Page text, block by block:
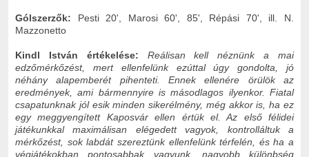
Gólszerzők: Pesti 20', Marosi 60', 85', Répási 70', ill. N.
Mazzonetto
Kindl István értékelése: Reálisan kell néznünk a mai
edzőmérkőzést, mert ellenfelünk ezúttal úgy gondolta, jó
néhány alapemberét pihenteti. Ennek ellenére örülök az
eredmények, ami bármennyire is másodlagos ilyenkor. Fiatal
csapatunknak jól esik minden sikerélmény, még akkor is, ha ez
egy meggyengített Kaposvár ellen értük el. Az első félidei
játékunkkal maximálisan elégedett vagyok, kontrolláltuk a
mérkőzést, sok labdát szereztünk ellenfelünk térfelén, és ha a
végjátékokban pontosabbak vagyunk, nagyobb különbség